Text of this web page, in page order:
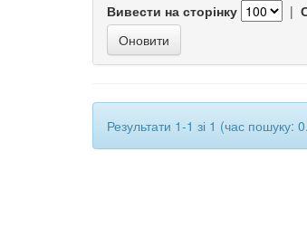
Вивести на сторінку |
Результати 1-1 зі 1 (час пошуку: